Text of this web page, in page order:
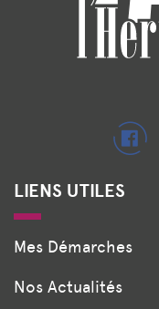
LIENS UTILES
Mes Démarches
Nos Actualités